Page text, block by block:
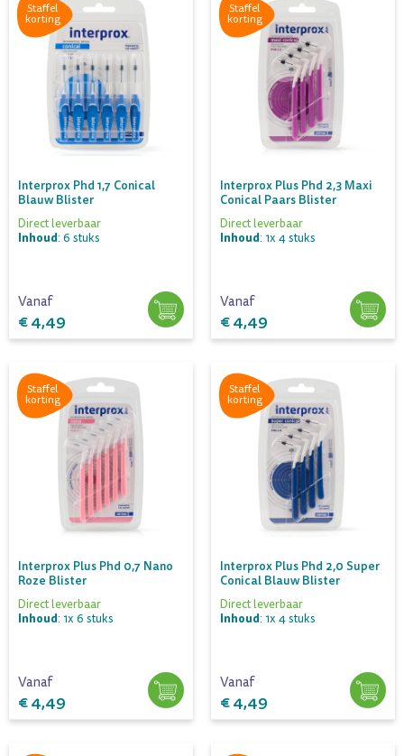
Staffel
korting
Interprox Phd 1,7 Conical
Blauw Blister
Direct leverbaar
Inhoud: 6 stuks
Vanaf
€ 4,49
Staffel
korting
Interprox Plus Phd 2,3 Maxi
Conical Paars Blister
Direct leverbaar
Inhoud: 1x 4 stuks
Vanaf
€ 4,49
Staffel
korting
Interprox Plus Phd 0,7 Nano
Roze Blister
Direct leverbaar
Inhoud: 1x 6 stuks
Vanaf
€ 4,49
Staffel
korting
Interprox Plus Phd 2,0 Super
Conical Blauw Blister
Direct leverbaar
Inhoud: 1x 4 stuks
Vanaf
€ 4,49